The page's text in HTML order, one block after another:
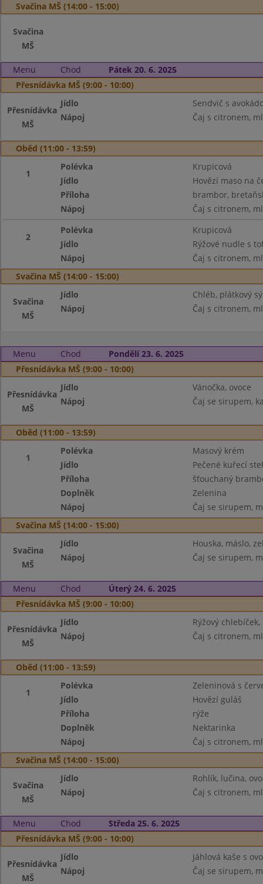
Svačina MŠ (14:00 - 15:00)
Svačina
MŠ
Menu Chod
Pátek 20. 6. 2025
Přesnídávka MŠ (9:00 - 10:00)
Přesnídávka
MŠ
Jídlo
Sendvič s
Nápoj
Čaj s citronem,
Oběd (11:00 - 13:59)
1
Polévka
Krupicová
Jídlo
Hovězí maso na
Příloha
brambor,
Nápoj
Čaj s citronem,
2
Polévka
Krupicová
Jídlo
Rýžové nudle s
Nápoj
Čaj s citronem,
Svačina MŠ (14:00 - 15:00)
Svačina
MŠ
Jídlo
Chléb, plátkový
Nápoj
Čaj s citronem,
Menu Chod
Pondělí 23. 6. 2025
Přesnídávka MŠ (9:00 - 10:00)
Přesnídávka
MŠ
Jídlo
Vánočka, ovoce
Nápoj
Čaj se sirupem,
Oběd (11:00 - 13:59)
1
Polévka
Masový krém
Jídlo
Pečené kuřecí
Příloha
šťouchaný
Doplněk
Zelenina
Nápoj
Čaj se sirupem,
Svačina MŠ (14:00 - 15:00)
Svačina
MŠ
Jídlo
Houska, máslo,
Nápoj
Čaj se sirupem,
Menu Chod
Úterý 24. 6. 2025
Přesnídávka MŠ (9:00 - 10:00)
Přesnídávka
MŠ
Jídlo
Rýžový
Nápoj
Čaj s citronem,
Oběd (11:00 - 13:59)
1
Polévka
Zeleninová s
Jídlo
Hovězí guláš
Příloha
rýže
Doplněk
Nektarinka
Nápoj
Čaj s citronem,
Svačina MŠ (14:00 - 15:00)
Svačina
MŠ
Jídlo
Rohlík, lučina,
Nápoj
Čaj s citronem,
Menu Chod
Středa 25. 6. 2025
Přesnídávka MŠ (9:00 - 10:00)
Přesnídávka
MŠ
Jídlo
Jáhlová kaše s
Nápoj
Čaj se sirupem,